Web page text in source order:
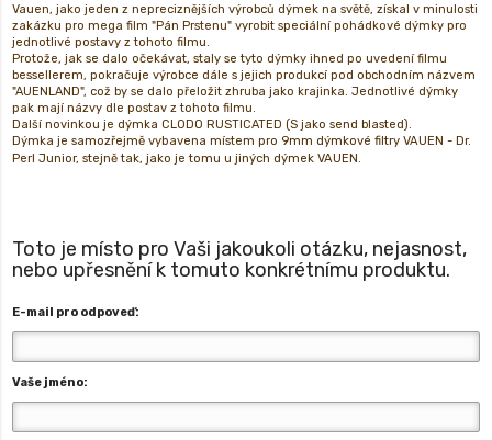
Vauen, jako jeden z nepreciznějších výrobců dýmek na světě, získal v minulosti
zakázku pro mega film "Pán Prstenu" vyrobit speciální pohádkové dýmky pro
jednotlivé postavy z tohoto filmu.
Protože, jak se dalo očekávat, staly se tyto dýmky ihned po uvedení filmu
bessellerem, pokračuje výrobce dále s jejich produkcí pod obchodním názvem
"AUENLAND", což by se dalo přeložit zhruba jako krajinka. Jednotlivé dýmky
pak mají názvy dle postav z tohoto filmu.
Další novinkou je dýmka CLODO RUSTICATED (S jako send blasted).
Dýmka je samozřejmě vybavena místem pro 9mm dýmkové filtry VAUEN - Dr.
Perl Junior, stejně tak, jako je tomu u jiných dýmek VAUEN.
Toto je místo pro Vaši jakoukoli otázku, nejasnost,
nebo upřesnění k tomuto konkrétnímu produktu.
E-mail pro odpoveď:
Vaše jméno: